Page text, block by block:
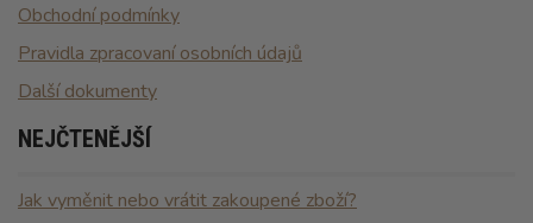
Obchodní podmínky
Pravidla zpracovaní osobních údajů
Další dokumenty
NEJČTENĚJŠÍ
Jak vyměnit nebo vrátit zakoupené zboží?